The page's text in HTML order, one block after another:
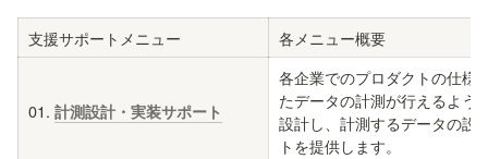
支援サポートメニュー 各メニュー概要
01. 計測設計・実装サポート
各企業でのプロダクトの仕様
たデータの計測が行えるよう
設計し、計測するデータの設
トを提供します。